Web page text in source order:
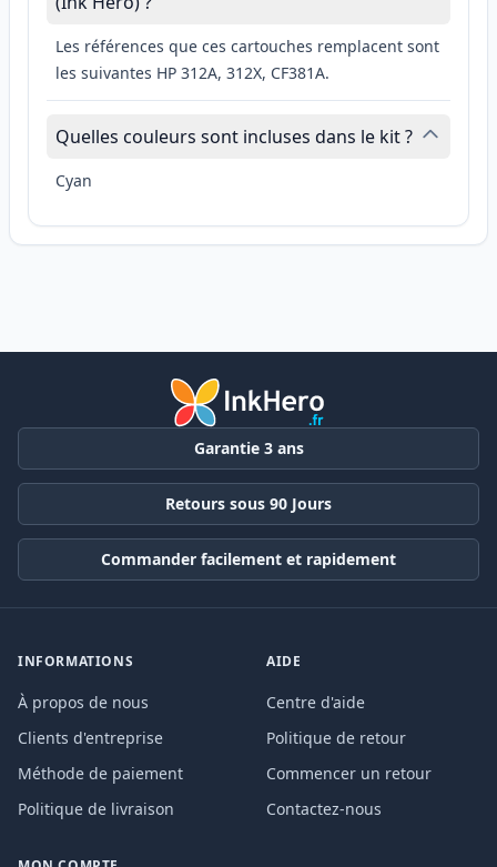
Les références que ces cartouches remplacent sont
les suivantes HP 312A, 312X, CF381A.
Quelles couleurs sont incluses dans le kit ?
Cyan
Garantie 3 ans
Retours sous 90 Jours
Commander facilement et rapidement
INFORMATIONS
À propos de nous
Clients d'entreprise
Méthode de paiement
Politique de livraison
AIDE
Centre d'aide
Politique de retour
Commencer un retour
Contactez-nous